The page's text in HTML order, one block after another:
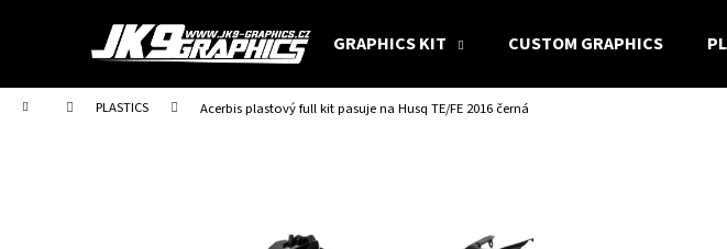
GRAPHICS KIT CUSTOM GRAPHICS
Home PLASTICS Acerbis plastový full kit pasuje na Husq TE/FE 2016 černá
t
Back
shopping
Back
shopping
What are you